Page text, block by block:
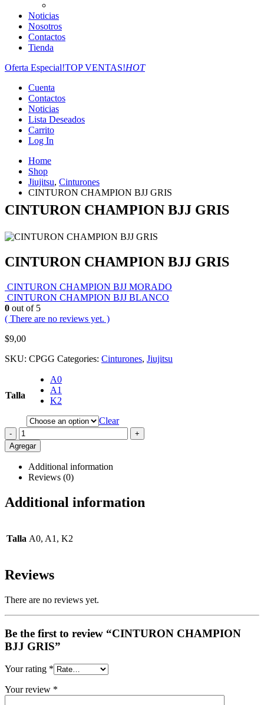
Noticias
Nosotros
Contactos
Tienda
Oferta Especial!TOP VENTAS!HOT
Cuenta
Contactos
Noticias
Lista Deseados
Carrito
Log In
Home
Shop
Jiujitsu, Cinturones
CINTURON CHAMPION BJJ GRIS
CINTURON CHAMPION BJJ GRIS
CINTURON CHAMPION BJJ GRIS
CINTURON CHAMPION BJJ MORADO
CINTURON CHAMPION BJJ BLANCO
0 out of 5
( There are no reviews yet. )
$9,00
SKU: CPGG Categories: Cinturones, Jiujitsu
Talla
A0
A1
K2
Clear
-
+
Agregar
Additional information
Reviews (0)
Additional information
Talla A0, A1, K2
Reviews
There are no reviews yet.
Be the first to review “CINTURON CHAMPION
BJJ GRIS”
Your rating *
Your review *